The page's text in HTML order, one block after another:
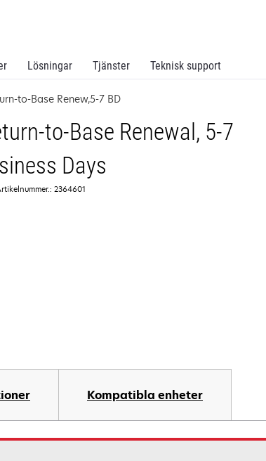
Lösningar Tjänster Teknisk support
to-Base Renew,5-7 BD
to-Base Renewal, 5-7
Days
2364601
Kompatibla enheter